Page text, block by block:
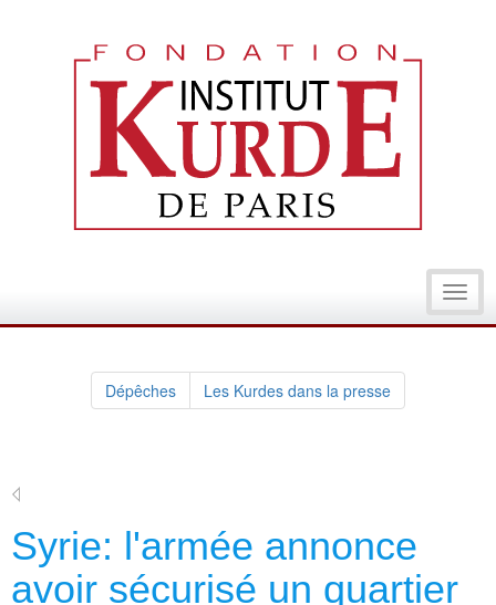
Dépêches Les Kurdes dans la presse
Syrie: l'armée annonce
avoir sécurisé un quartier